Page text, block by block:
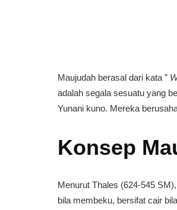
Maujudah berasal dari kata ”
adalah segala sesuatu yang
Yunani kuno. Mereka
Konsep
Menurut Thales (624-545
bila membeku, bersifat cair